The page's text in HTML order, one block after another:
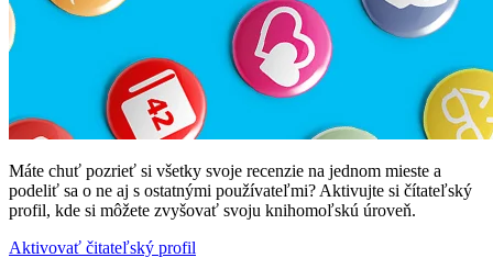
Máte chuť pozrieť si všetky svoje recenzie na jednom mieste a
podeliť sa o ne aj s ostatnými používateľmi? Aktivujte si čítateľský
profil, kde si môžete zvyšovať svoju knihomoľskú úroveň.
Aktivovať čitateľský profil